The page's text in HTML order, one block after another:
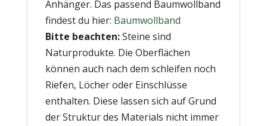
Anhänger. Das passend Baumwollband
findest du hier: Baumwollband
Bitte beachten:Steine sind
Naturprodukte. Die Oberflächen
können auch nach dem schleifen noch
Riefen, Löcher oder Einschlüsse
enthalten. Diese lassen sich auf Grund
der Struktur des Materials nicht immer